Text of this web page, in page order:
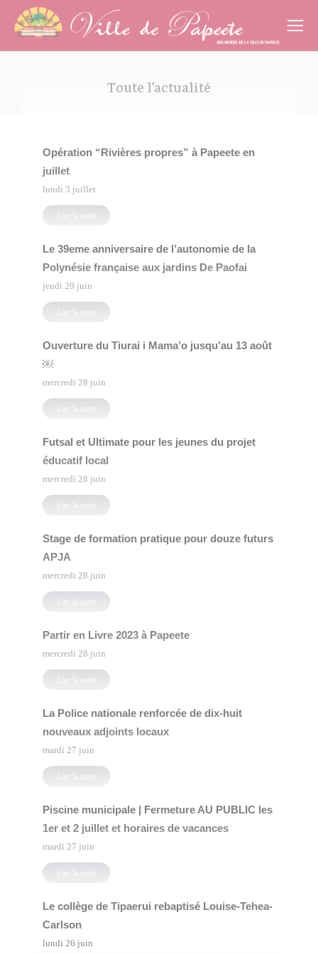
Toute l’actualité
Opération “Rivières propres” à Papeete en
juillet
lundi 3 juillet
Lire la suite
Le 39eme anniversaire de l’autonomie de la
Polynésie française aux jardins De Paofai
jeudi 29 juin
Lire la suite
Ouverture du Tiurai i Mama’o jusqu’au 13 août
￼
mercredi 28 juin
Lire la suite
Futsal et Ultimate pour les jeunes du projet
éducatif local
mercredi 28 juin
Lire la suite
Stage de formation pratique pour douze futurs
APJA
mercredi 28 juin
Lire la suite
Partir en Livre 2023 à Papeete
mercredi 28 juin
Lire la suite
La Police nationale renforcée de dix-huit
nouveaux adjoints locaux
mardi 27 juin
Lire la suite
Piscine municipale | Fermeture AU PUBLIC les
1er et 2 juillet et horaires de vacances
mardi 27 juin
Lire la suite
Le collège de Tipaerui rebaptisé Louise-Tehea-
Carlson
lundi 26 juin
Cookies management panel